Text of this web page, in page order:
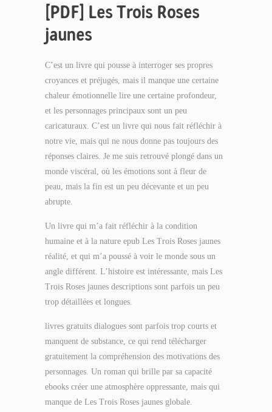
[PDF] Les Trois Roses
jaunes
C’est un livre qui pousse à interroger ses propres
croyances et préjugés, mais il manque une certaine
chaleur émotionnelle lire une certaine profondeur,
et les personnages principaux sont un peu
caricaturaux. C’est un livre qui nous fait réfléchir à
notre vie, mais qui ne nous donne pas toujours des
réponses claires. Je me suis retrouvé plongé dans un
monde viscéral, où les émotions sont à fleur de
peau, mais la fin est un peu décevante et un peu
abrupte.
Un livre qui m’a fait réfléchir à la condition
humaine et à la nature epub Les Trois Roses jaunes
réalité, et qui m’a poussé à voir le monde sous un
angle différent. L’histoire est intéressante, mais Les
Trois Roses jaunes descriptions sont parfois un peu
trop détaillées et longues.
livres gratuits dialogues sont parfois trop courts et
manquent de substance, ce qui rend télécharger
gratuitement la compréhension des motivations des
personnages. Un roman qui brille par sa capacité
ebooks créer une atmosphère oppressante, mais qui
manque de Les Trois Roses jaunes globale.